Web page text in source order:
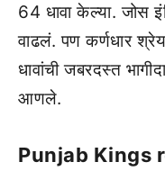
64 धावा केल्या. जोस
वाढलं. पण कर्णधार
धावांची जबरदस्त
आणले.
Punjab Kings